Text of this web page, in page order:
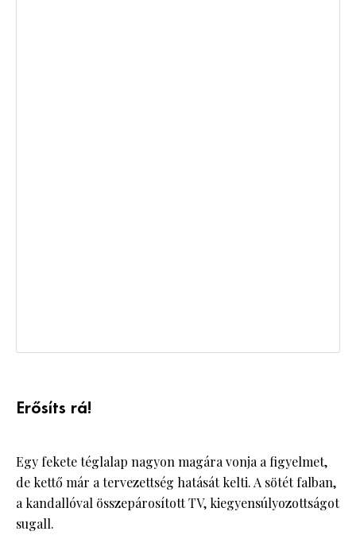
Erősíts rá!
Egy fekete téglalap nagyon magára vonja a figyelmet,
de kettő már a tervezettség hatását kelti. A sötét falban,
a kandallóval összepárosított TV, kiegyensúlyozottságot
sugall.